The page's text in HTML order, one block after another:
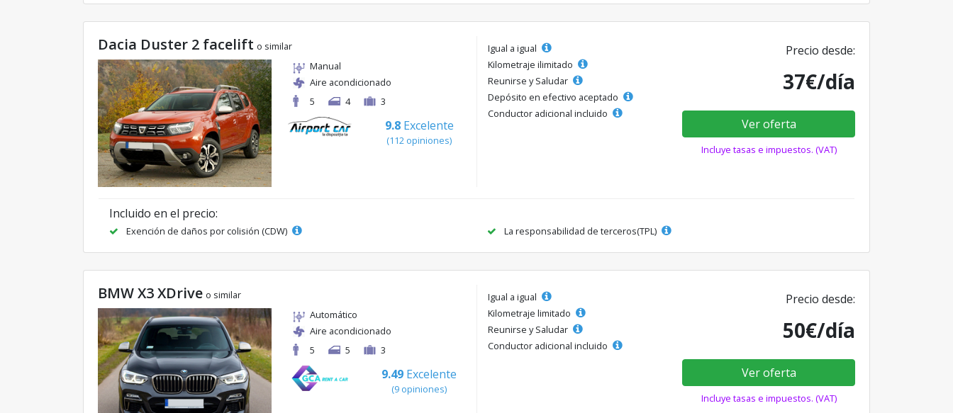
Dacia Duster 2 facelift o similar
Manual
Aire acondicionado
5
4 3
9.8 Excelente
(112 opiniones)
Igual a igual
Kilometraje ilimitado
Reunirse y Saludar
Depósito en efectivo aceptado
Conductor adicional incluido
Precio desde:
37€/día
Ver oferta
Incluye tasas e impuestos. (VAT)
Incluido en el precio:
Exención de daños por colisión (CDW) La responsabilidad de terceros(TPL)
BMW X3 XDrive o similar
Automático
Aire acondicionado
5
5 3
9.49 Excelente
(9 opiniones)
Igual a igual
Kilometraje limitado
Reunirse y Saludar
Conductor adicional incluido
Precio desde:
50€/día
Ver oferta
Incluye tasas e impuestos. (VAT)